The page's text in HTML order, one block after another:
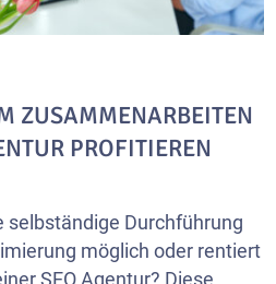
ZUSAMMENARBEITEN
PROFITIEREN
selbständige Durchführung
möglich oder rentiert